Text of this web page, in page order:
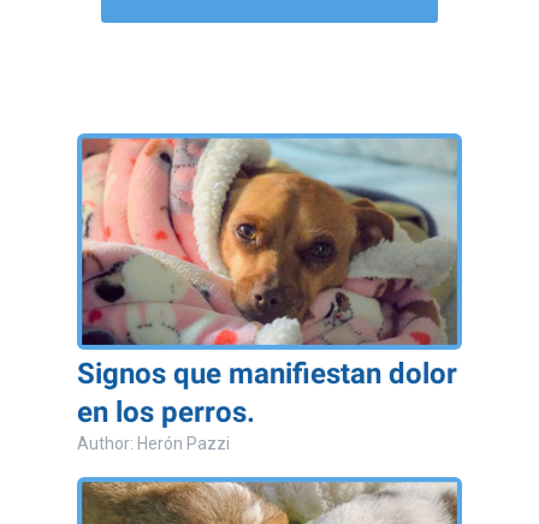
Signos que manifiestan dolor
en los perros.
Author: Herón Pazzi